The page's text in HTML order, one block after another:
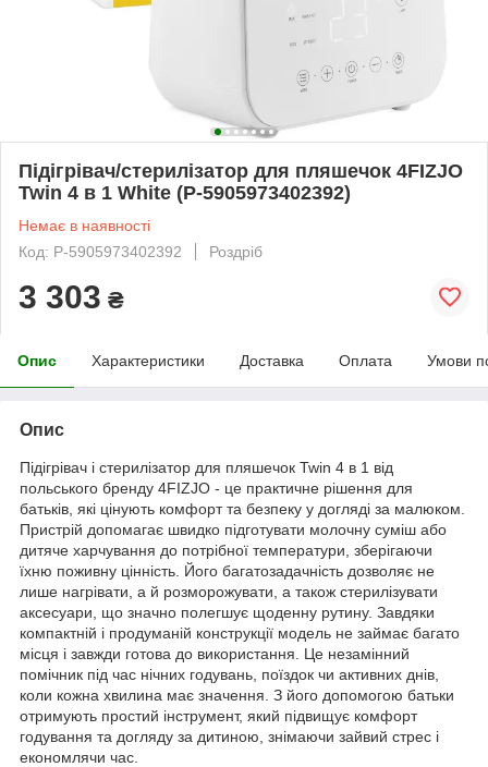
Підігрівач/стерилізатор для пляшечок 4FIZJO
Twin 4 в 1 White (P-5905973402392)
Немає в наявності
Код: P-5905973402392
Роздріб
3 303 ₴
Опис Характеристики Доставка Оплата Умови
Опис
Підігрівач і стерилізатор для пляшечок Twin 4 в 1 від
польського бренду 4FIZJO - це практичне рішення для
батьків, які цінують комфорт та безпеку у догляді за малюком.
Пристрій допомагає швидко підготувати молочну суміш або
дитяче харчування до потрібної температури, зберігаючи
їхню поживну цінність. Його багатозадачність дозволяє не
лише нагрівати, а й розморожувати, а також стерилізувати
аксесуари, що значно полегшує щоденну рутину. Завдяки
компактній і продуманій конструкції модель не займає багато
місця і завжди готова до використання. Це незамінний
помічник під час нічних годувань, поїздок чи активних днів,
коли кожна хвилина має значення. З його допомогою батьки
отримують простий інструмент, який підвищує комфорт
годування та догляду за дитиною, знімаючи зайвий стрес і
економлячи час.